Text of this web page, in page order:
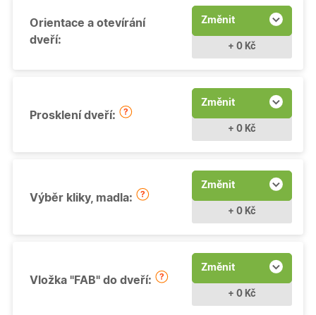
Orientace a otevírání
dveří:
Změnit
+ 0 Kč
Prosklení dveří:
Změnit
+ 0 Kč
Výběr kliky, madla:
Změnit
+ 0 Kč
Vložka "FAB" do dveří:
Změnit
+ 0 Kč